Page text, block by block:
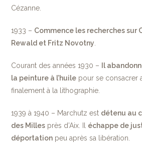
Cézanne.
1933 – Commence les recherches sur
Rewald et Fritz Novotny
Courant des années 1930 –
Il
la peinture à l’huile pour se consacrer
finalement à la lithographie.
1939 à 1940 – Marchutz est détenu au
des Milles près d’Aix. Il échappe de
déportation peu après sa libération.